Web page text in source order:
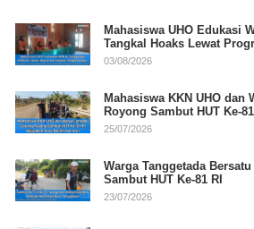
Mahasiswa UHO Edukasi
Tangkal Hoaks Lewat
03/08/2026
Mahasiswa KKN UHO dan
Royong Sambut HUT Ke-81
25/07/2026
Warga Tanggetada
Sambut HUT Ke-81 RI
23/07/2026